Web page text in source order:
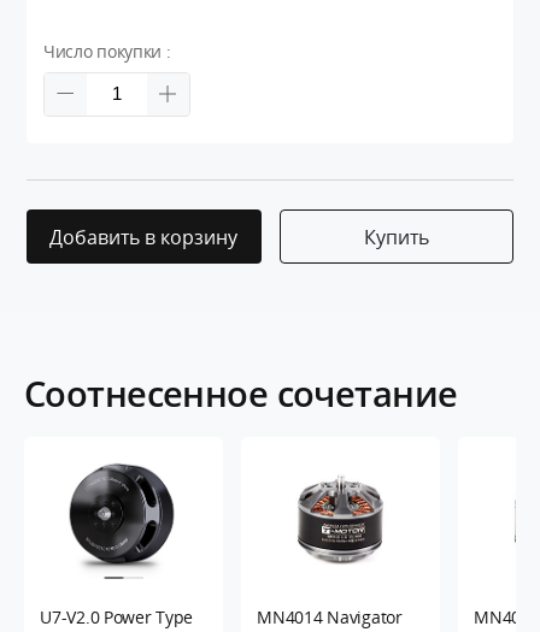
Число покупки :
Добавить в корзину Купить
Соотнесенное сочетание
U7-V2.0 Power Type
MN4014 Navigator